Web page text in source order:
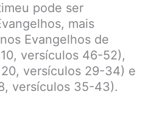
pode ser
mais
Evangelhos de
versículos 46-52),
versículos 29-34) e
versículos 35-43).